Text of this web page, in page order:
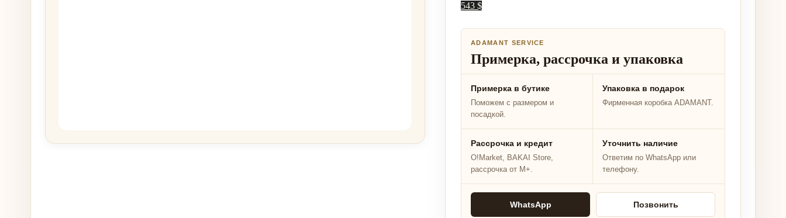
543 $
ADAMANT SERVICE
Примерка, рассрочка и упаковка
Примерка в бутике
Поможем с размером и
посадкой.
Упаковка в подарок
Фирменная коробка ADAMANT.
Рассрочка и кредит
O!Market, BAKAI Store,
рассрочка от M+.
Уточнить наличие
Ответим по WhatsApp или
телефону.
WhatsApp Позвонить